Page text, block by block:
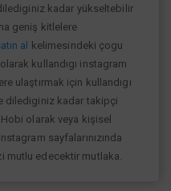
kadar yükseltebilir
geniş kitlelere
al
kelimesindeki çogu
kullandıgı instagram
ulaştırmak için kullandıgı
dilediginiz kadar takipçi
Hobi olarak veya kişisel
sayfalarınızında
mutlu edecektir mutlaka.